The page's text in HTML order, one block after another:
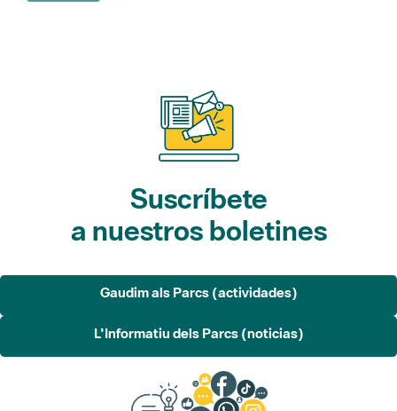
Suscríbete
a nuestros boletines
Gaudim als Parcs (actividades)
L'Informatiu dels Parcs (noticias)